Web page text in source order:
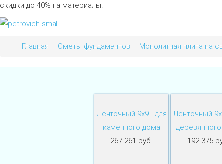
скидки до 40% на материалы.
Главная Сметы фундаментов Монолитная плита на
Ленточный 9х9 - для
каменного дома
267 261 руб.
Ленточный
192 375